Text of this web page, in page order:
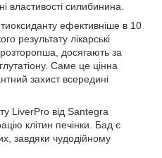
властивості силибинина.
ефективніше в 10
результату лікарські
досягають за
Саме це цінна
захист всередині
LiverPro від Santegra
клітин печінки. Бад є
завдяки чудодійному